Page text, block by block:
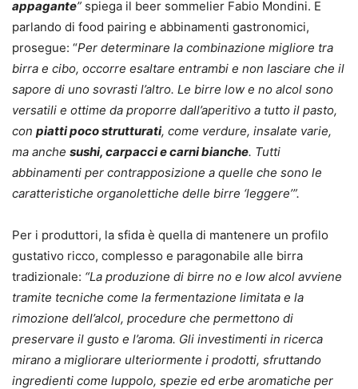
appagante” spiega il beer sommelier Fabio Mondini. E
parlando di food pairing e abbinamenti gastronomici,
prosegue: “Per determinare la combinazione migliore tra
birra e cibo, occorre esaltare entrambi e non lasciare che il
sapore di uno sovrasti l’altro. Le birre low e no alcol sono
versatili e ottime da proporre dall’aperitivo a tutto il pasto,
con piatti poco strutturati, come verdure, insalate varie,
ma anche sushi, carpacci e carni bianche. Tutti
abbinamenti per contrapposizione a quelle che sono le
caratteristiche organolettiche delle birre ‘leggere’”.
Per i produttori, la sfida è quella di mantenere un profilo
gustativo ricco, complesso e paragonabile alle birra
tradizionale: “La produzione di birre no e low alcol avviene
tramite tecniche come la fermentazione limitata e la
rimozione dell’alcol, procedure che permettono di
preservare il gusto e l’aroma. Gli investimenti in ricerca
mirano a migliorare ulteriormente i prodotti, sfruttando
ingredienti come luppolo, spezie ed erbe aromatiche per